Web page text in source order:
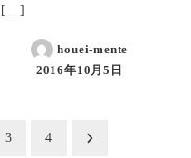
[…]
houei-mente
2016年10月5日
3 4